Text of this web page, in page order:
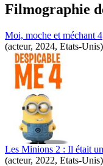
Filmographie
Moi, moche et méchant 4
(acteur, 2024, Etats-Unis)
Les Minions 2 : Il était
(acteur, 2022, Etats-Unis)